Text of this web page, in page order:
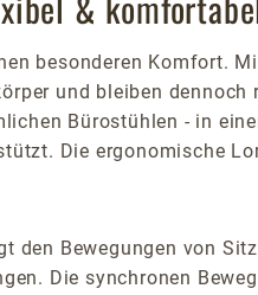
besonderen Komfort.
und bleiben
Bürostühlen - in
Die ergonomische
den Bewegungen von
Die synchronen